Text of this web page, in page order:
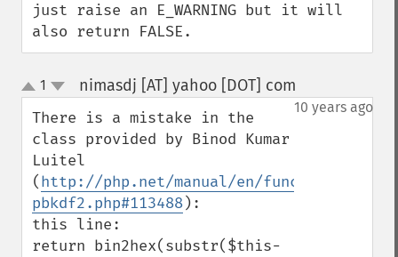
just raise an E_WARNING but it will
also return FALSE.
up
down
1 nimasdj [AT] yahoo [DOT] com
10 years ago
There is a mistake in the
class provided by Binod Kumar
Luitel
(http://php.net/manual/en/function.hash-
pbkdf2.php#113488):
this line:
return bin2hex(substr($this-